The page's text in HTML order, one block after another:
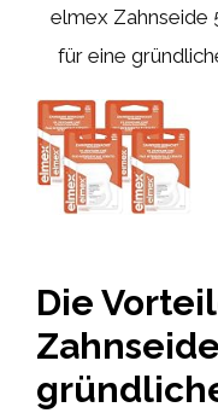
elmex Zahnseide
für eine
Die